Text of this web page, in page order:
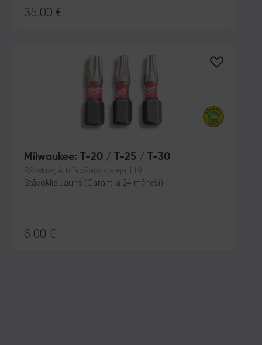
35.00 €
Milwaukee: T-20 / T-25 / T-30
Rēzekne, Atbrīvošanas aleja 119
Stāvoklis Jauns (Garantija 24 mēneši)
6.00 €